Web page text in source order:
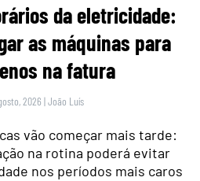
da eletricidade:
as máquinas para
na fatura
2026 |João Luís
vão começar mais tarde:
na rotina poderá evitar
nos períodos mais caros